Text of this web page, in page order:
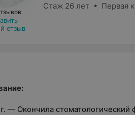
отзыв
Стаж 26 лет • Первая
— Окончила стоматологический